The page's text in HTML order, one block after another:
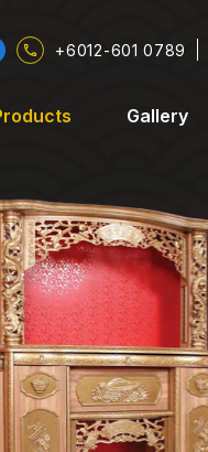
+6012-601 0789
Gallery